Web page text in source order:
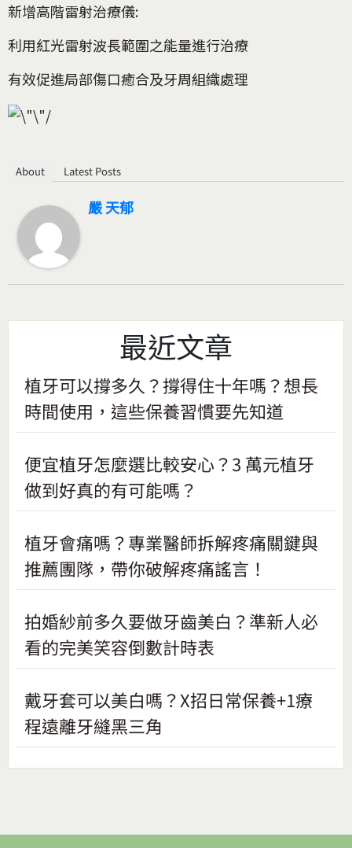
新增高階雷射治療儀:
利用紅光雷射波長範圍之能量進行治療
有效促進局部傷口癒合及牙周組織處理
About Latest Posts
嚴 天郁
最近文章
植牙可以撐多久？撐得住十年嗎？想長
時間使用，這些保養習慣要先知道
便宜植牙怎麼選比較安心？3 萬元植牙
做到好真的有可能嗎？
植牙會痛嗎？專業醫師拆解疼痛關鍵與
推薦團隊，帶你破解疼痛謠言！
拍婚紗前多久要做牙齒美白？準新人必
看的完美笑容倒數計時表
戴牙套可以美白嗎？X招日常保養+1療
程遠離牙縫黑三角